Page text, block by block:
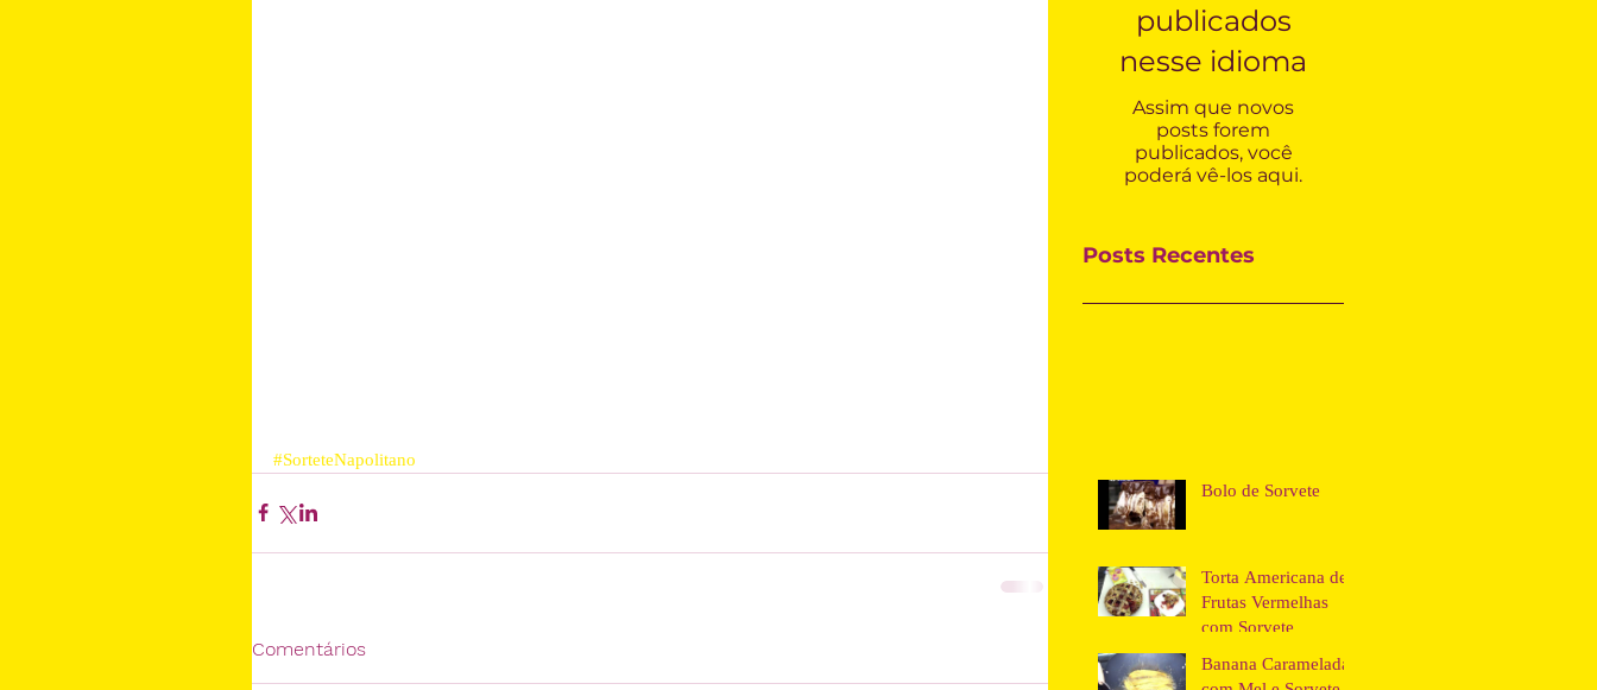
#SorteteNapolitano
Comentários
publicados
nesse idioma
Assim que novos
posts forem
publicados, você
poderá vê-los aqui.
Posts Recentes
Bolo de Sorvete
Torta Americana de
Frutas Vermelhas
com Sorvete
Banana Caramelada